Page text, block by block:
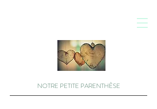
NOTRE PETITE PARENTHÈSE